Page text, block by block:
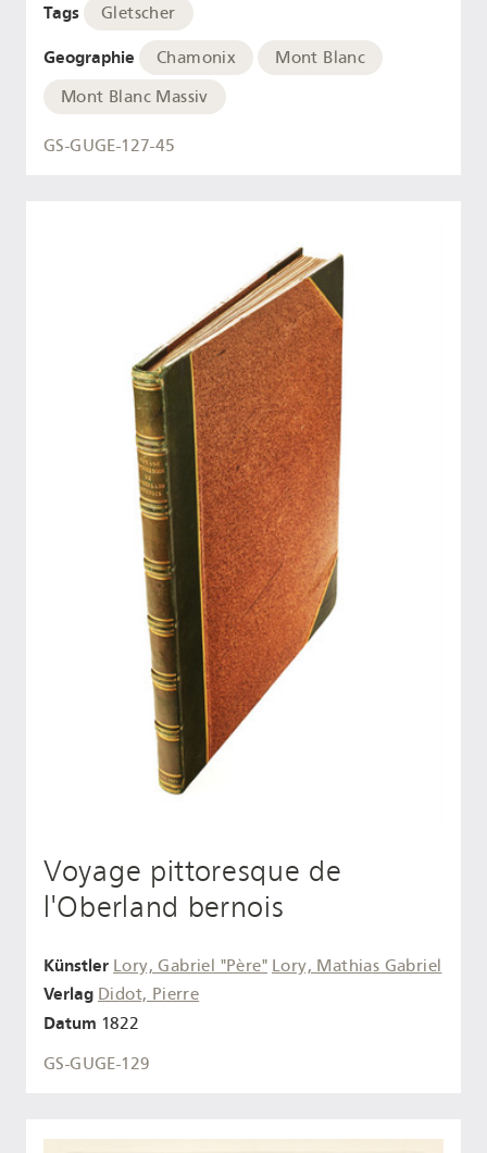
Tags Gletscher
Geographie Chamonix
Mont Blanc
Mont Blanc Massiv
GS-GUGE-127-45
Voyage pittoresque de
l'Oberland bernois
Künstler Lory, Gabriel "Père" Lory, Mathias Gabriel
Verlag Didot, Pierre
Datum 1822
GS-GUGE-129